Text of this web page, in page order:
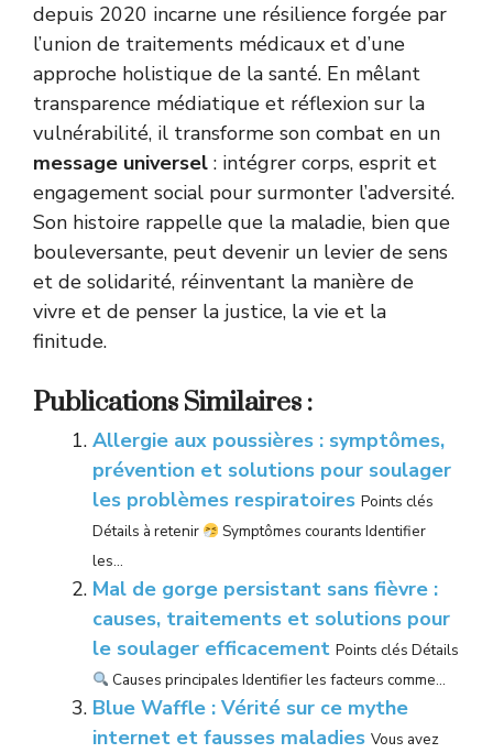
depuis 2020 incarne une résilience forgée par
l’union de traitements médicaux et d’une
approche holistique de la santé. En mêlant
transparence médiatique et réflexion sur la
vulnérabilité, il transforme son combat en un
message universel : intégrer corps, esprit et
engagement social pour surmonter l’adversité.
Son histoire rappelle que la maladie, bien que
bouleversante, peut devenir un levier de sens
et de solidarité, réinventant la manière de
vivre et de penser la justice, la vie et la
finitude.
Publications Similaires :
Allergie aux poussières : symptômes,
prévention et solutions pour soulager
les problèmes respiratoires Points clés
Détails à retenir
Symptômes courants Identifier
les...
Mal de gorge persistant sans fièvre :
causes, traitements et solutions pour
le soulager efficacement Points clés Détails
Causes principales Identifier les facteurs comme...
Blue Waffle : Vérité sur ce mythe
internet et fausses maladies Vous avez